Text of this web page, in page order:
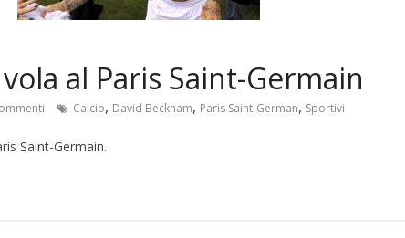
al Paris Saint-Germain
Calcio, David Beckham, Paris Saint-German, Sportivi
Saint-Germain.